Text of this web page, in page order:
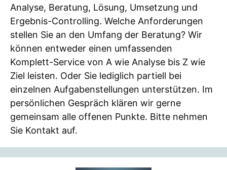
Analyse, Beratung, Lösung, Umsetzung und
Ergebnis-Controlling. Welche Anforderungen
stellen Sie an den Umfang der Beratung? Wir
können entweder einen umfassenden
Komplett-Service von A wie Analyse bis Z wie
Ziel leisten. Oder Sie lediglich partiell bei
einzelnen Aufgabenstellungen unterstützen. Im
persönlichen Gespräch klären wir gerne
gemeinsam alle offenen Punkte. Bitte nehmen
Sie Kontakt auf.